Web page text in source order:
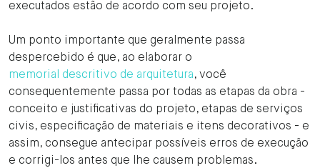
executados estão de acordo com seu projeto.
Um ponto importante que geralmente passa
despercebido é que, ao elaborar o
memorial descritivo de arquitetura, você
consequentemente passa por todas as etapas da obra -
conceito e justificativas do projeto, etapas de serviços
civis, especificação de materiais e itens decorativos - e
assim, consegue antecipar possíveis erros de execução
e corrigi-los antes que lhe causem problemas.‍